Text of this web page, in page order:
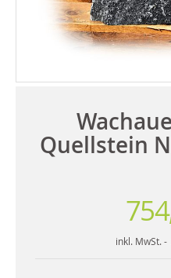
Quellstein
inkl. MwSt. -